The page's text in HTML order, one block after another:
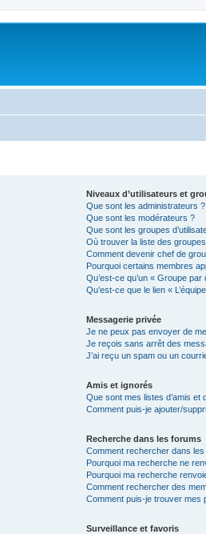
Niveaux d’utilisateurs et
Que sont les administrateurs ?
Que sont les modérateurs ?
Que sont les groupes
Où trouver la liste des
Comment devenir chef de
Pourquoi certains membres
Qu’est-ce qu’un « Groupe par
Qu’est-ce que le lien «
Messagerie privée
Je ne peux pas envoyer de
Je reçois sans arrêt des
J’ai reçu un spam ou un
Amis et ignorés
Que sont mes listes d’amis et
Comment puis-je ajouter/
Recherche dans les forums
Comment rechercher dans
Pourquoi ma recherche ne
Pourquoi ma recherche
Comment rechercher des
Comment puis-je trouver mes
Surveillance et favoris